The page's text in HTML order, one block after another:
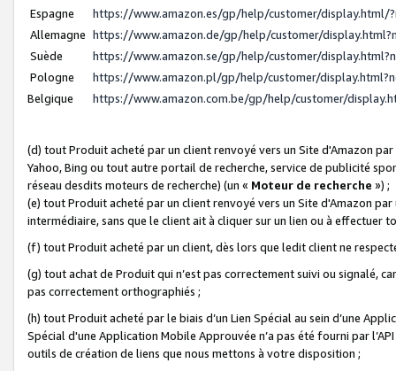
Espagne
https://www.amazon.es/gp/help/customer/display.html/
Allemagne https://www.amazon.de/gp/help/customer/
Suède
https://www.amazon.se/gp/help/customer/
Pologne
https://www.amazon.pl/gp/help/customer/
Belgique
https://www.amazon.com.be/gp/help/customer/
(d) tout Produit acheté par un client renvoyé vers un Site d'Amazon
Yahoo, Bing ou tout autre portail de recherche, service de publicité
réseau desdits moteurs de recherche) (un « Moteur de recherche ») ;
(e) tout Produit acheté par un client renvoyé vers un Site d'Amazon
intermédiaire, sans que le client ait à cliquer sur un lien ou à
(f) tout Produit acheté par un client, dès lors que ledit client ne
(g) tout achat de Produit qui n’est pas correctement suivi ou signalé,
pas correctement orthographiés ;
(h) tout Produit acheté par le biais d’un Lien Spécial au sein d’une
Spécial d'une Application Mobile Approuvée n’a pas été fourni par
outils de création de liens que nous mettons à votre disposition ;